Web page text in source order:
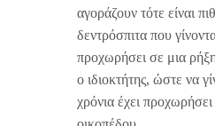
αγοράζουν τότε είναι
δεντρόσπιτα που
προχωρήσει σε μια
ο ιδιοκτήτης, ώστε να
χρόνια έχει